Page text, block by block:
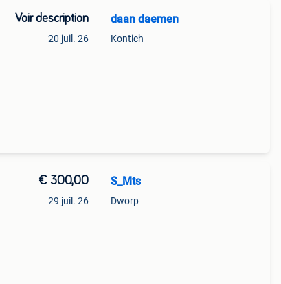
Voir description
20 juil. 26
daan daemen
Kontich
€ 300,00
29 juil. 26
S_Mts
Dworp